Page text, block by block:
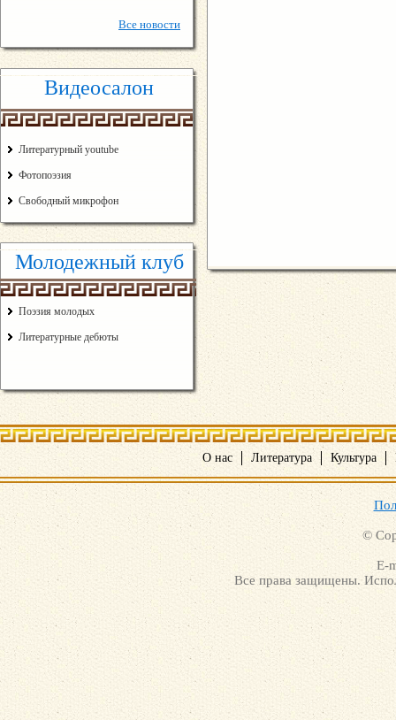
Все новости
Видеосалон
Литературный youtube
Фотопоэзия
Свободный микрофон
Молодежный клуб
Поэзия молодых
Литературные дебюты
О нас Литература Культура
©
E-
Все права защищены.